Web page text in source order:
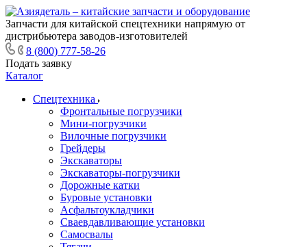
Запчасти для китайской спецтехники напрямую от
дистрибьютера заводов-изготовителей
8 (800) 777-58-26
Подать заявку
Каталог
Спецтехника
Фронтальные погрузчики
Мини-погрузчики
Вилочные погрузчики
Грейдеры
Экскаваторы
Экскаваторы-погрузчики
Дорожные катки
Буровые установки
Асфальтоукладчики
Сваевдавливающие установки
Самосвалы